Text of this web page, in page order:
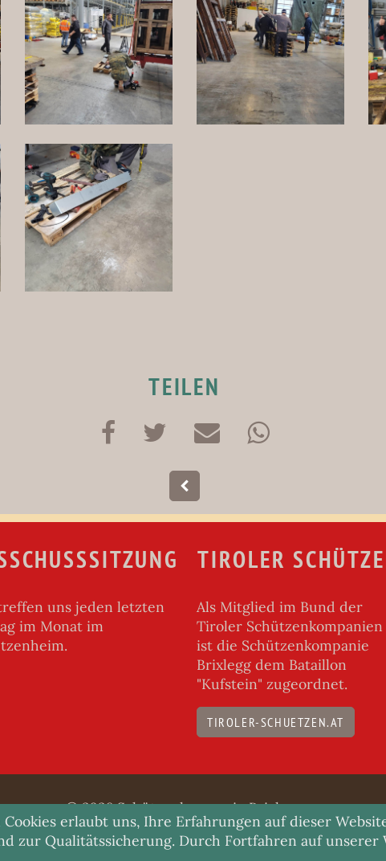
Cookies erlaubt uns, Ihre Erfahrungen auf dieser
zur Qualitätssicherung. Durch Fortfahren auf unserer
TEILEN
uns jeden letzten
im Monat im
TIROLER
Als Mitglied im Bund der
Tiroler Schützenkompanien
ist die Schützenkompanie
Brixlegg dem Bataillon
"Kufstein" zugeordnet.
TIROLER-SCHUETZEN.AT
© 2026 Schützenkompanie Brixlegg
IMPRESSUM DATENSCHUTZ